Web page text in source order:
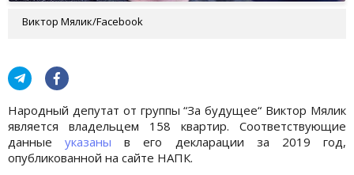
Виктор Мялик/Facebook
Народный депутат от группы “За будущее“ Виктор Мялик
является владельцем 158 квартир. Соответствующие
данныеуказаны в его декларации за 2019 год,
опубликованной на сайте НАПК.